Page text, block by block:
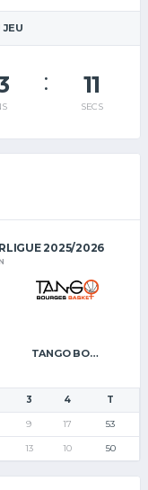
JEU
10
SECS
2025/2026
TANGO BOURGES BASKET
3 4 T
9 17 53
13 10 50